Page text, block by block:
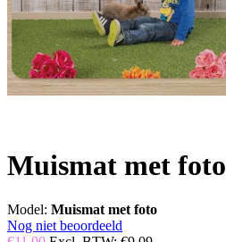
Muismat met foto
Model: Muismat met foto
Nog niet beoordeeld